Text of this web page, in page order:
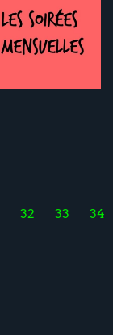
32 33 34